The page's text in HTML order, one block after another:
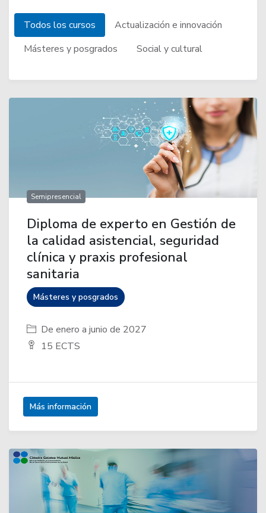
Todos los cursos
Actualización e innovación
Másteres y posgrados
Social y cultural
Semipresencial
Diploma de experto en Gestión de
la calidad asistencial, seguridad
clínica y praxis profesional
sanitaria
Másteres y posgrados
De enero a junio de 2027
15 ECTS
Más información